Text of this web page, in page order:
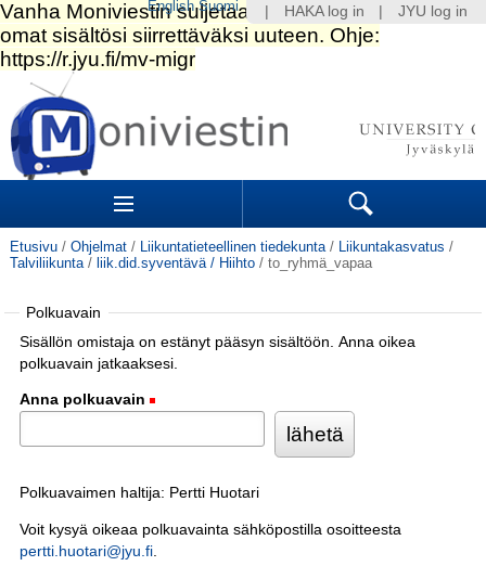
Siirry
sisältöön.
|
Siirry
navigointiin
Sections Search
Etusivu / Ohjelmat / Liikuntatieteellinen tiedekunta / Liikuntakasvatus /
Talviliikunta / liik.did.syventävä / Hiihto / to_ryhmä_vapaa
Polkuavain
Sisällön omistaja on estänyt pääsyn sisältöön. Anna oikea
polkuavain jatkaaksesi.
Anna polkuavain
Polkuavaimen haltija: Pertti Huotari
Voit kysyä oikeaa polkuavainta sähköpostilla osoitteesta
pertti.huotari@jyu.fi.
HAKA log in JYU log in
English Suomi